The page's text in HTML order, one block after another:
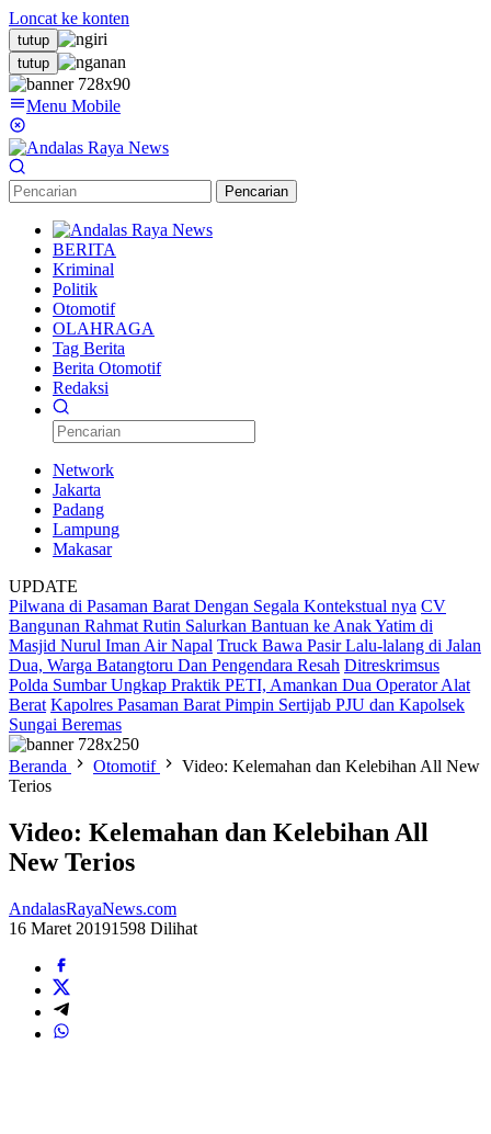
Loncat ke konten
tutup
tutup
Menu Mobile
Pencarian
BERITA
Kriminal
Politik
Otomotif
OLAHRAGA
Tag Berita
Berita Otomotif
Redaksi
Network
Jakarta
Padang
Lampung
Makasar
UPDATE
Pilwana di Pasaman Barat Dengan Segala Kontekstual nya CV
Bangunan Rahmat Rutin Salurkan Bantuan ke Anak Yatim di
Masjid Nurul Iman Air Napal Truck Bawa Pasir Lalu-lalang di Jalan
Dua, Warga Batangtoru Dan Pengendara Resah Ditreskrimsus
Polda Sumbar Ungkap Praktik PETI, Amankan Dua Operator Alat
Berat Kapolres Pasaman Barat Pimpin Sertijab PJU dan Kapolsek
Sungai Beremas
Beranda Otomotif
Video: Kelemahan dan Kelebihan All New
Terios
Video: Kelemahan dan Kelebihan All
New Terios
AndalasRayaNews.com
16 Maret 20191598 Dilihat